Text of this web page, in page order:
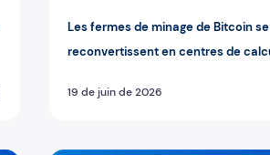
Les fermes de minage de Bitcoin se
reconvertissent en centres de
19 de juin de 2026